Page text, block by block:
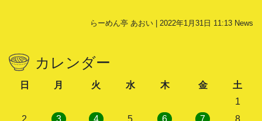
らーめん亭 あおい | 2022年1月31日 11:13 News
カレンダー
日 月 火 水 木 金
土
1
2
3 4 5 6 7
8